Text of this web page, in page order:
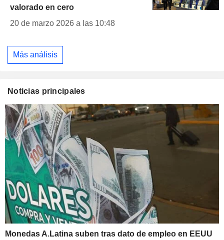
valorado en cero
20 de marzo 2026 a las 10:48
Más análisis
Noticias principales
Monedas A.Latina suben tras dato de empleo en EEUU